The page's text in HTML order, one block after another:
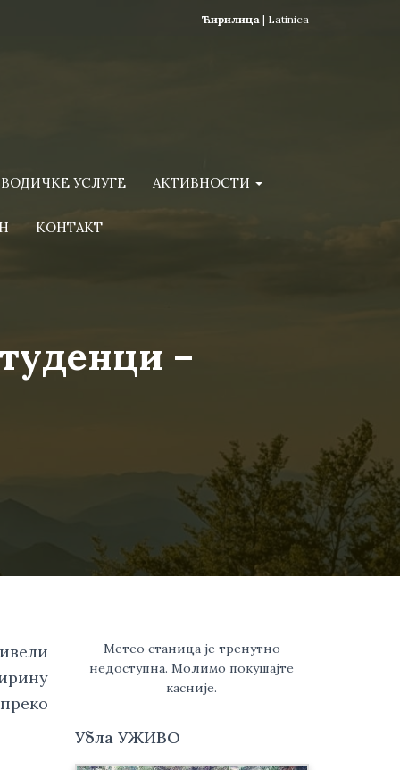
Ћирилица | Latinica
ВОДИЧКЕ УСЛУГЕ АКТИВНОСТИ
КОНТАКТ
–
Метео станица је тренутно
недоступна. Молимо покушајте
касније.
Убла УЖИВО